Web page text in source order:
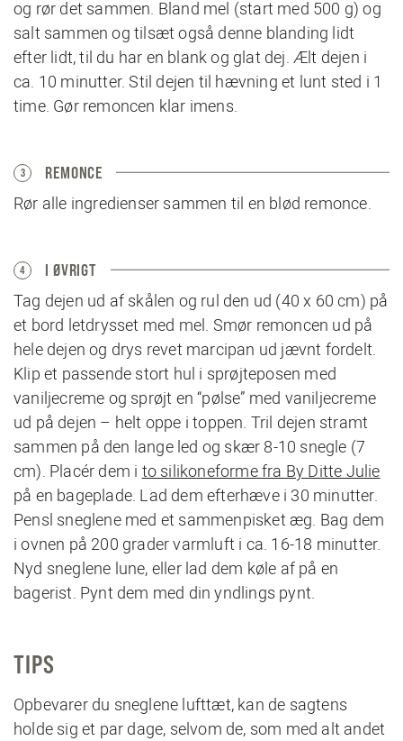
og rør det sammen. Bland mel (start med 500 g) og
salt sammen og tilsæt også denne blanding lidt
efter lidt, til du har en blank og glat dej. Ælt dejen i
ca. 10 minutter. Stil dejen til hævning et lunt sted i 1
time. Gør remoncen klar imens.
3 REMONCE
Rør alle ingredienser sammen til en blød remonce.
4 I ØVRIGT
Tag dejen ud af skålen og rul den ud (40 x 60 cm) på
et bord letdrysset med mel. Smør remoncen ud på
hele dejen og drys revet marcipan ud jævnt fordelt.
Klip et passende stort hul i sprøjteposen med
vaniljecreme og sprøjt en “pølse” med vaniljecreme
ud på dejen – helt oppe i toppen. Tril dejen stramt
sammen på den lange led og skær 8-10 snegle (7
cm). Placér dem i to silikoneforme fra By Ditte Julie
på en bageplade. Lad dem efterhæve i 30 minutter.
Pensl sneglene med et sammenpisket æg. Bag dem
i ovnen på 200 grader varmluft i ca. 16-18 minutter.
Nyd sneglene lune, eller lad dem køle af på en
bagerist. Pynt dem med din yndlings pynt.
TIPS
Opbevarer du sneglene lufttæt, kan de sagtens
holde sig et par dage, selvom de, som med alt andet